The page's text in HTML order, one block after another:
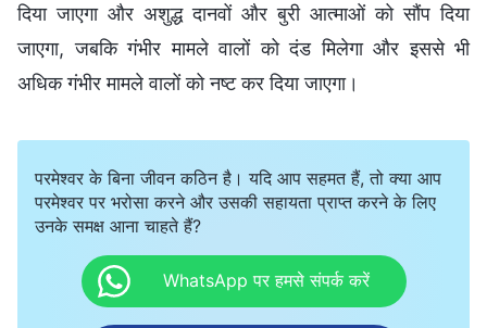
दिया जाएगा और अशुद्ध दानवों और बुरी आत्माओं को सौंप दिया
जाएगा, जबकि गंभीर मामले वालों को दंड मिलेगा और इससे भी
अधिक गंभीर मामले वालों को नष्ट कर दिया जाएगा।
परमेश्वर के बिना जीवन कठिन है। यदि आप सहमत हैं, तो क्या आप
परमेश्वर पर भरोसा करने और उसकी सहायता प्राप्त करने के लिए
उनके समक्ष आना चाहते हैं?
WhatsApp पर हमसे संपर्क करें